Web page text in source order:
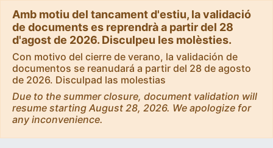
Amb motiu del tancament d'estiu, la validació
de documents es reprendrà a partir del 28
d'agost de 2026. Disculpeu les molèsties.
Con motivo del cierre de verano, la validación de
documentos se reanudará a partir del 28 de agosto
de 2026. Disculpad las molestias
Due to the summer closure, document validation will
resume starting August 28, 2026. We apologize for
any inconvenience.